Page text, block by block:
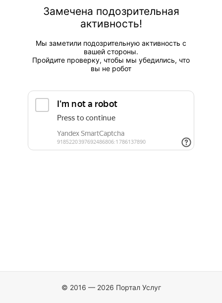
Замечена подозрительная
активность!
Мы заметили подозрительную активность с
вашей стороны.
Пройдите проверку, чтобы мы убедились, что
вы не робот
© 2016 — 2026 Портал Услуг